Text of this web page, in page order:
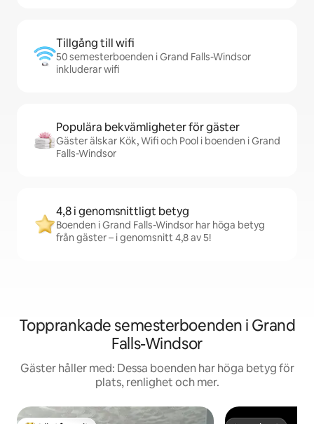
Tillgång till wifi
50 semesterboenden i Grand Falls-Windsor
inkluderar wifi
Populära bekvämligheter för gäster
Gäster älskar Kök, Wifi och Pool i boenden i Grand
Falls-Windsor
4,8 i genomsnittligt betyg
Boenden i Grand Falls-Windsor har höga betyg
från gäster – i genomsnitt 4,8 av 5!
Topprankade semesterboenden i Grand
Falls-Windsor
Gäster håller med: Dessa boenden har höga betyg för
plats, renlighet och mer.